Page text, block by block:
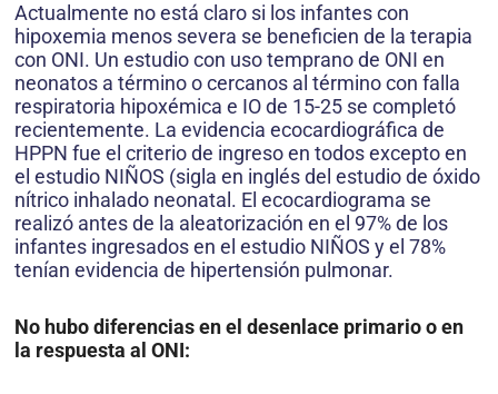
Actualmente no está claro si los infantes con
hipoxemia menos severa se beneficien de la terapia
con ONI. Un estudio con uso temprano de ONI en
neonatos a término o cercanos al término con falla
respiratoria hipoxémica e IO de 15-25 se completó
recientemente. La evidencia ecocardiográfica de
HPPN fue el criterio de ingreso en todos excepto en
el estudio NIÑOS (sigla en inglés del estudio de óxido
nítrico inhalado neonatal. El ecocardiograma se
realizó antes de la aleatorización en el 97% de los
infantes ingresados en el estudio NIÑOS y el 78%
tenían evidencia de hipertensión pulmonar.
No hubo diferencias en el desenlace primario o en
la respuesta al ONI: